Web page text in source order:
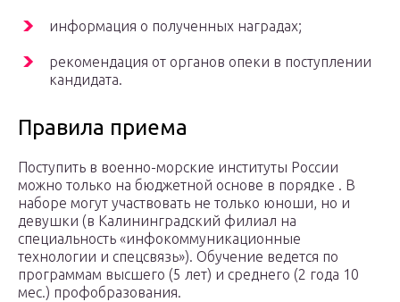
информация о полученных наградах;
рекомендация от органов опеки в поступлении
кандидата.
Правила приема
Поступить в военно-морские институты России
можно только на бюджетной основе в порядке . В
наборе могут участвовать не только юноши, но и
девушки (в Калининградский филиал на
специальность «инфокоммуникационные
технологии и спецсвязь»). Обучение ведется по
программам высшего (5 лет) и среднего (2 года 10
мес.) профобразования.